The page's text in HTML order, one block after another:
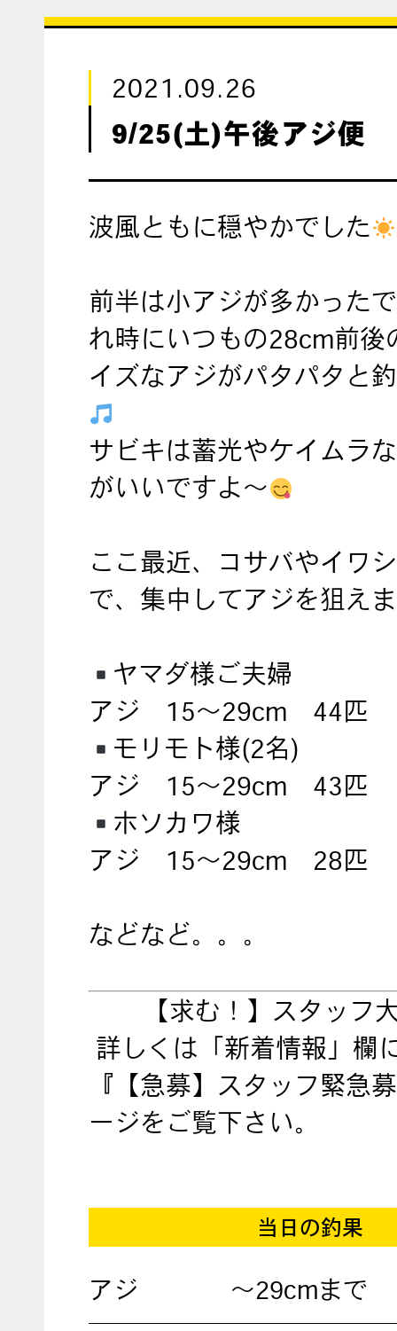
2021.09.26
9/25(土)午後アジ便
波風ともに穏やかでした
前半は小アジが多かった
れ時にいつもの28cm前後
イズなアジがパタパタと
サビキは蓄光やケイムラ
がいいですよ～
ここ最近、コサバやイワ
で、集中してアジを狙え
ヤマダ様ご夫婦
アジ 15～29cm 44匹
モリモト様(2名)
アジ 15～29cm 43匹
ホソカワ様
アジ 15～29cm 28匹
などなど。。。
【求む！】スタッフ
詳しくは「新着情報」欄
『【急募】スタッフ緊急
ージをご覧下さい。
当日の釣果
アジ ～29cmまで